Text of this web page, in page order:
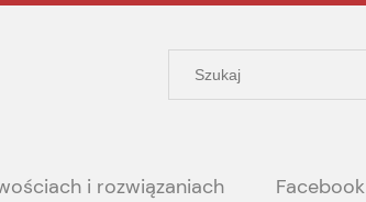
i rozwiązaniach Facebook